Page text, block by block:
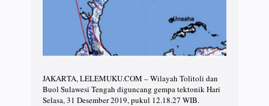
JAKARTA, LELEMUKU.COM – Wilayah Tolitoli dan
Buol Sulawesi Tengah diguncang gempa tektonik Hari
Selasa, 31 Desember 2019, pukul 12.18.27 WIB.